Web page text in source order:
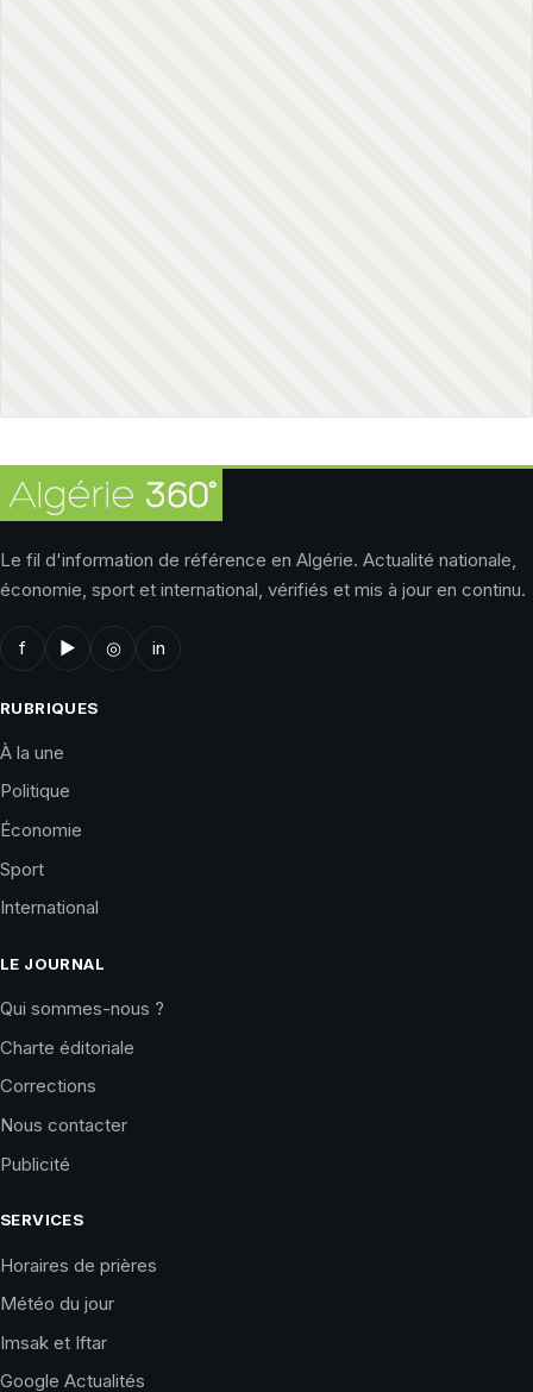
Le fil d'information de référence en Algérie. Actualité nationale,
économie, sport et international, vérifiés et mis à jour en continu.
f ▶ ◎ in
RUBRIQUES
À la une
Politique
Économie
Sport
International
LE JOURNAL
Qui sommes-nous ?
Charte éditoriale
Corrections
Nous contacter
Publicité
SERVICES
Horaires de prières
Météo du jour
Imsak et Iftar
Google Actualités